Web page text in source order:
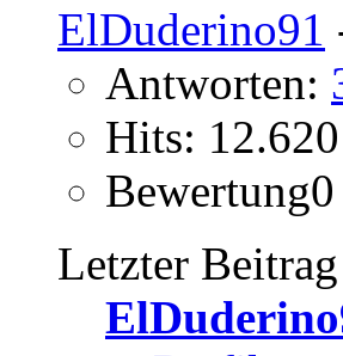
ElDuderino91
Antworten:
Hits: 12.620
Letzter